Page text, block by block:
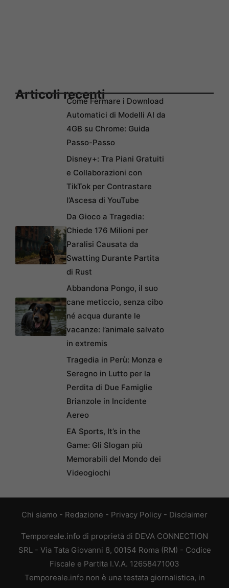
Articoli recentiCome Fermare i Download
Automatici di Modelli AI da
4GB su Chrome: Guida
Passo-Passo
Disney+: Tra Piani Gratuiti
e Collaborazioni con
TikTok per Contrastare
l’Ascesa di YouTube
Da Gioco a Tragedia:
Chiede 176 Milioni per
Paralisi Causata da
Swatting Durante Partita
di Rust
Abbandona Pongo, il suo
cane meticcio, senza cibo
né acqua durante le
vacanze: l’animale salvato
in extremis
Tragedia in Perù: Monza e
Seregno in Lutto per la
Perdita di Due Famiglie
Brianzole in Incidente
Aereo
EA Sports, It’s in the
Game: Gli Slogan più
Memorabili del Mondo dei
Videogiochi
Chi siamo - Redazione - Privacy Policy - Disclaimer
Temporeale.info di proprietà di DEVA CONNECTION
SRL - Via Tata Giovanni 8, 00154 Roma (RM) - Codice
Fiscale e Partita I.V.A. 12658471003
Temporeale.info non è una testata giornalistica, in